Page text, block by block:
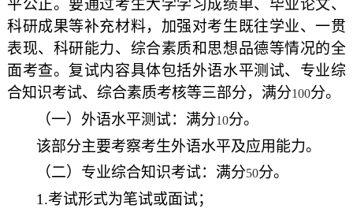
平公正。要通过考生大学学习成绩单、毕业论文、
科研成果等补充材料，加强对考生既往学业、一贯
表现、科研能力、综合素质和思想品德等情况的全
面考查。复试内容具体包括外语水平测试、专业综
合知识考试、综合素质考核等三部分，满分100分。
（一）外语水平测试：满分10分。
该部分主要考察考生外语水平及应用能力。
（二）专业综合知识考试：满分50分。
1.考试形式为笔试或面试；